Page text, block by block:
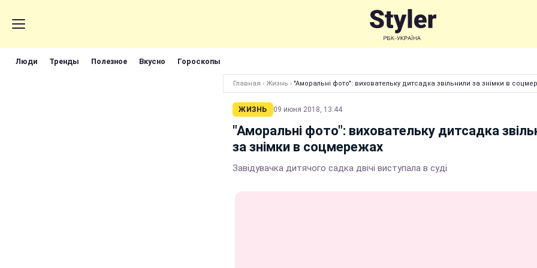
Люди Тренды Полезное Вкусно Гороскопы
Главная › Жизнь › "Аморальні фото": виховательку дитсадка звільнили за знімки в
ЖИЗНЬ 09 июня 2018, 13:44
"Аморальні фото": виховательку дитсадка
за знімки в соцмережах
Завідувачка дитячого садка двічі виступала в суді